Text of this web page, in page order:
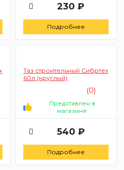
230 ₽
Подробнее
Таз строительный Сибртех
60л (круглый)
(0)
Представлен в
магазине
540 ₽
Подробнее